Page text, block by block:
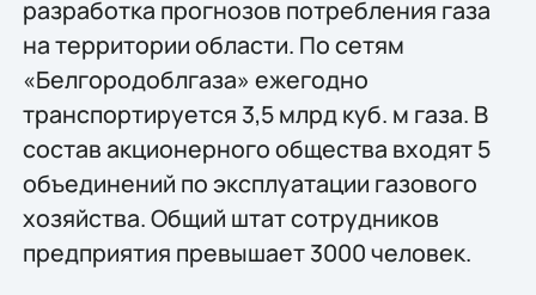
разработка прогнозов потребления газа
на территории области. По сетям
«Белгородоблгаза» ежегодно
транспортируется 3,5 млрд куб. м газа. В
состав акционерного общества входят 5
объединений по эксплуатации газового
хозяйства. Общий штат сотрудников
предприятия превышает 3000 человек.